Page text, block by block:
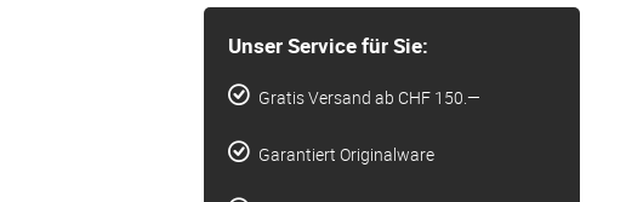
Unser Service für Sie:
Gratis Versand ab CHF 150.—
Garantiert Originalware